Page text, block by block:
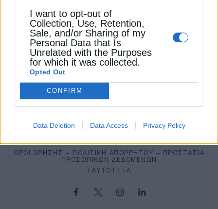
I want to opt-out of
Collection, Use, Retention,
Sale, and/or Sharing of my
Personal Data that Is
Unrelated with the Purposes
for which it was collected.
Opted Out
CONFIRM
Data Deletion Data Access Privacy Policy
04 7 Αυγούστου 2026
05
ΑΝΑΝΕΩΣΙΜΕΣ ΠΗΓΕΣ
Η Siemens Energy ξαναβλέπει κέρδη
από τα αιολικά της – Τα επόμενα
βήματα
ΌΡΟΙ ΧΡΉΣΗΣ – ΠΟΛΙΤΙΚΉ ΑΠΟΡΡΉΤΟΥ – ΠΡΟΣΤΑΣΊΑ
ΠΡΟΣΩΠΙΚΏΝ ΔΕΔΟΜΈΝΩΝ
ΤΑΥΤΌΤΗΤΑ